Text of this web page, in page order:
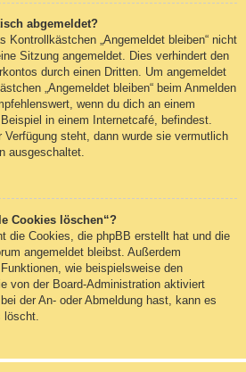
abgemeldet?
Kontrollkästchen „Angemeldet bleiben“ nicht
Sitzung angemeldet. Dies verhindert den
durch einen Dritten. Um angemeldet
„Angemeldet bleiben“ beim Anmelden
wenn du dich an einem
in einem Internetcafé, befindest.
steht, dann wurde sie vermutlich
ausgeschaltet.
Cookies löschen“?
die Cookies, die phpBB erstellt hat und die
angemeldet bleibst. Außerdem
wie beispielsweise den
von der Board-Administration aktiviert
der An- oder Abmeldung hast, kann es
löscht.